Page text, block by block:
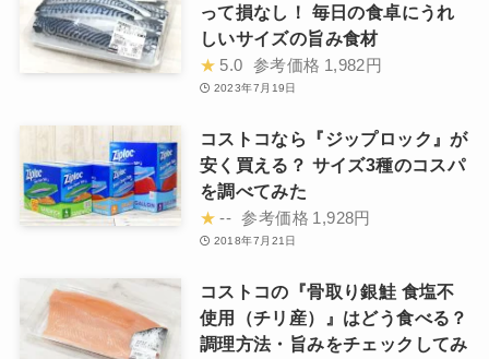
って損なし！ 毎日の食卓にうれ
しいサイズの旨み食材
★ 5.0 参考価格 1,982円
2023年7月19日
コストコなら『ジップロック』が
安く買える？ サイズ3種のコスパ
を調べてみた
★ -- 参考価格 1,928円
2018年7月21日
コストコの『骨取り銀鮭 食塩不
使用（チリ産）』はどう食べる？
調理方法・旨みをチェックしてみ